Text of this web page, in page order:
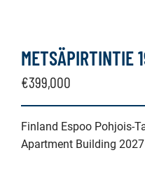
METSÄPIRTINTIE
€399,000
Finland Espoo Pohjois-
Apartment Building